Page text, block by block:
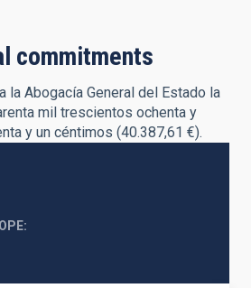
commitments
la Abogacía General del Estado la
mil trescientos ochenta y
y un céntimos (40.387,61 €).